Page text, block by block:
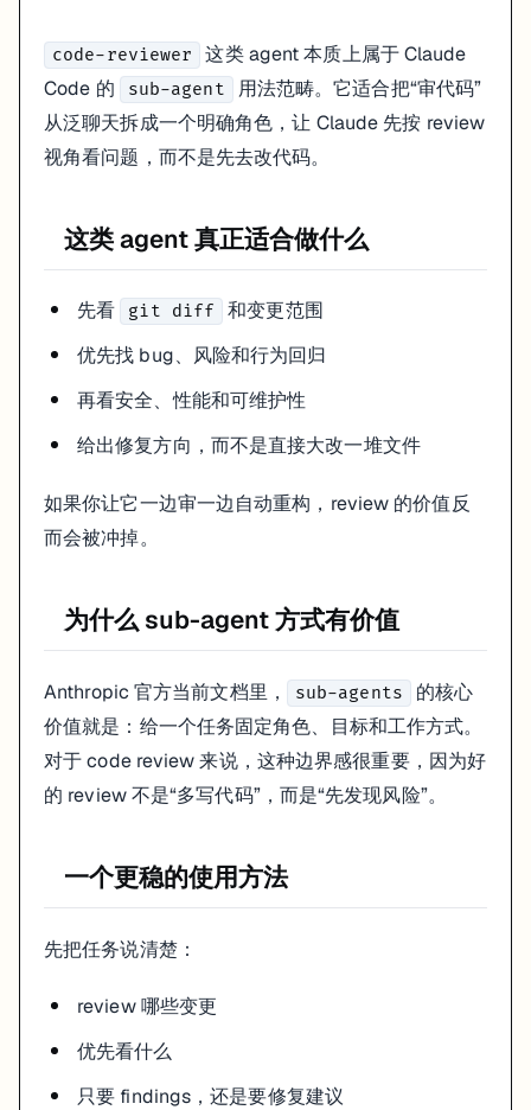
code-reviewer这类 agent 本质上属于 Claude Code 的
先看git diff和变更范围
给出修复方向，而不是直接大改一堆文件
如果你让它一边审一边自动重构，review 的价值反而会被冲掉。
为什么 sub-agent 方式有价值
Anthropic 官方当前文档里， sub-agents的核心价值就是：给一个任
一个更稳的使用方法
review 哪些变更
例如：
Prioritize bugs, security issues, and behavioral
List findings first, ordered by severity.
一上来就给风格建议，忽略真实 bug
把“我个人更喜欢”写成“必须改”
code-reviewer
这类 agent 本质上属于 Claude
Code 的
sub-agent
用法范畴。它适合把“审代码”
从泛聊天拆成一个明确角色，让 Claude 先按 review
视角看问题，而不是先去改代码。
这类 agent 真正适合做什么
先看 git diff
和变更范围
优先找 bug、风险和行为回归
再看安全、性能和可维护性
给出修复方向，而不是直接大改一堆文件
如果你让它一边审一边自动重构，review 的价值反
而会被冲掉。
为什么 sub-agent 方式有价值
Anthropic 官方当前文档里， sub-agents
的核心
价值就是：给一个任务固定角色、目标和工作方式。
对于 code review 来说，这种边界感很重要，因为好
的 review 不是“多写代码”，而是“先发现风险”。
一个更稳的使用方法
先把任务说清楚：
review 哪些变更
优先看什么
只要 findings，还是要修复建议